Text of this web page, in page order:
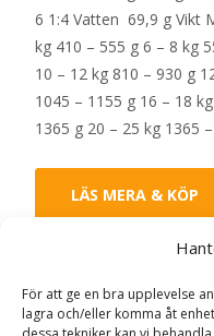
För att ge en bra upplevelse
lagra och/eller komma åt
6 1:4 Vatten 69,9 g Vikt
kg 410 – 555 g 6 – 8 kg
10 – 12 kg 810 – 930 g
1045 – 1155 g 16 – 18
1365 g 20 – 25 kg 1365
LÄS MERA & KÖP
Mage och Tarm,